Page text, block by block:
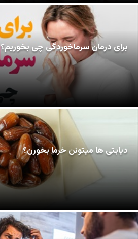
برای درمان سرماخوردگی چی بخوریم؟
دیابتی ها میتونن خرما بخورن؟